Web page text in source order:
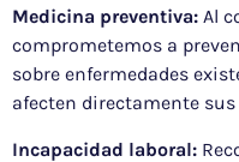
Medicina preventiva: Al
comprometemos a
sobre enfermedades
afecten directamente
Incapacidad laboral: